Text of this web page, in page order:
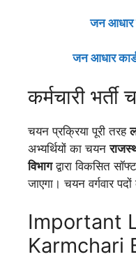
जन आधार
जन आधार
कर्मचारी
चयन प्रक्रिया पूरी तरह
अभ्यर्थियों का चयन
विभागद्वारा विकसित
जाएगा। चयन वर्गवार
Important
Karmchari